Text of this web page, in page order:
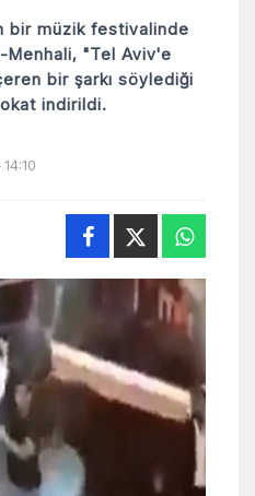
bir müzik festivalinde
Menhali, "Tel Aviv'e
bir şarkı söylediği
indirildi.